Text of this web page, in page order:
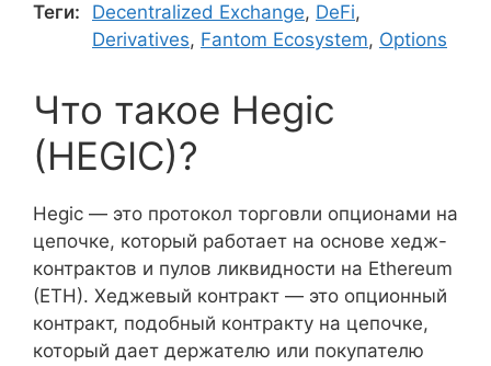
Теги:
Decentralized Exchange, DeFi,
Derivatives, Fantom Ecosystem, Options
Что такое Hegic
(HEGIC)?
Hegic — это протокол торговли опционами на
цепочке, который работает на основе хедж-
контрактов и пулов ликвидности на Ethereum
(ETH). Хеджевый контракт — это опционный
контракт, подобный контракту на цепочке,
который дает держателю или покупателю